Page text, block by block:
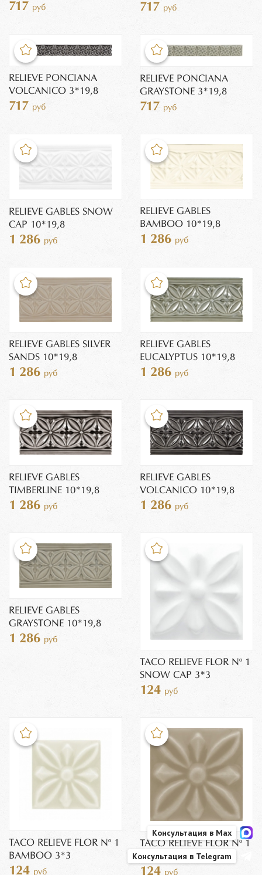
717 руб 717 руб
RELIEVE PONCIANA
VOLCANICO 3*19,8
717 руб
RELIEVE PONCIANA
GRAYSTONE 3*19,8
717 руб
RELIEVE GABLES SNOW
CAP 10*19,8
1 286 руб
RELIEVE GABLES
BAMBOO 10*19,8
1 286 руб
RELIEVE GABLES SILVER
SANDS 10*19,8
1 286 руб
RELIEVE GABLES
EUCALYPTUS 10*19,8
1 286 руб
RELIEVE GABLES
TIMBERLINE 10*19,8
1 286 руб
RELIEVE GABLES
VOLCANICO 10*19,8
1 286 руб
RELIEVE GABLES
GRAYSTONE 10*19,8
1 286 руб
TACO RELIEVE FLOR Nº 1
SNOW CAP 3*3
124 руб
TACO RELIEVE FLOR Nº 1
BAMBOO 3*3
124 руб
TACO RELIEVE FLOR Nº 1
SILVER SANDS 3*3
124 руб
Консультация в Telegram
Консультация в Max